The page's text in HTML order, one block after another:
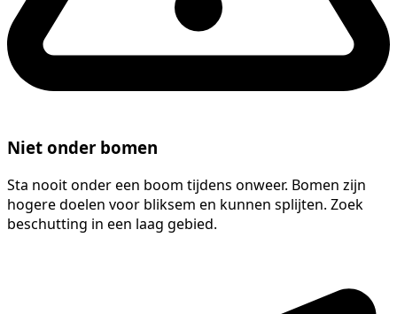
Niet onder bomen
Sta nooit onder een boom tijdens onweer. Bomen zijn
hogere doelen voor bliksem en kunnen splijten. Zoek
beschutting in een laag gebied.